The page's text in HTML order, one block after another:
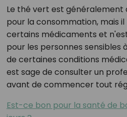
Le thé vert est généralement
pour la consommation, mais
certains médicaments et
pour les personnes sensibles
de certaines conditions
est sage de consulter un
avant de commencer tout
Est-ce bon pour la santé de